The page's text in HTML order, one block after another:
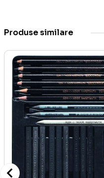
Produse similare